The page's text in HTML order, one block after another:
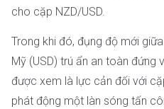
cho cặp NZD/USD.
Trong khi đó, đụng độ mới
Mỹ (USD) trú ẩn an toàn
được xem là lực cản đối với
phát động một làn sóng tấn